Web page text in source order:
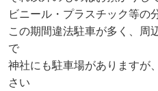
ビニール・プラスチック等の
この期間違法駐車が多く、周
で
神社にも駐車場がありますが
さい